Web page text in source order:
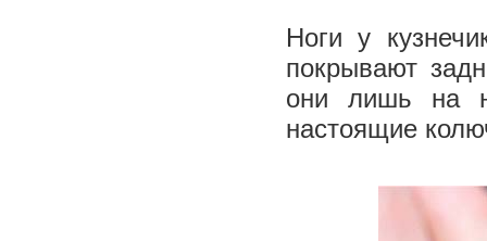
Ноги у
покрывают
они лишь на
настоящие